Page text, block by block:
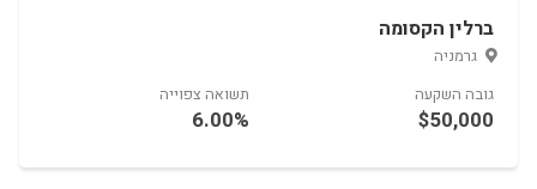
ברלין הקסומה